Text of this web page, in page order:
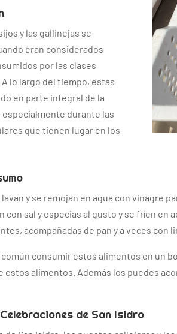
y las gallinejas se
eran considerados
por las clases
lo largo del tiempo, estas
en parte integral de la
durante las
que tienen lugar en los
y se remojan en agua con vinagre
con sal y especias al gusto y se fríen
acompañadas de pan y a veces con
consumir estos alimentos en un
alimentos. Además los puedes
de San Isidro